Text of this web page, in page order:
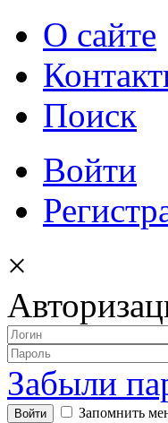
О сайте
Поиск
Войти
×
Забыли
Запомнить